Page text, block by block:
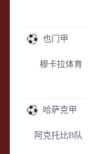
也门甲
穆卡拉体育
哈萨克甲
阿克托比B队